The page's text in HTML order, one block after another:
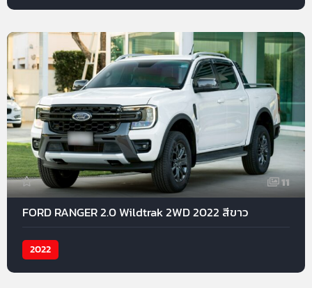
11
FORD RANGER 2.0 Wildtrak 2WD 2022 สีขาว
2022